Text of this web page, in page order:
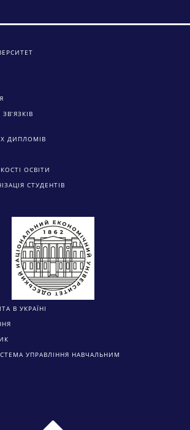
ДИПЛОМІВ
ОСВІТИ
СТУДЕНТІВ
В УКРАЇНІ
УПРАВЛІННЯ НАВЧАЛЬНИМ